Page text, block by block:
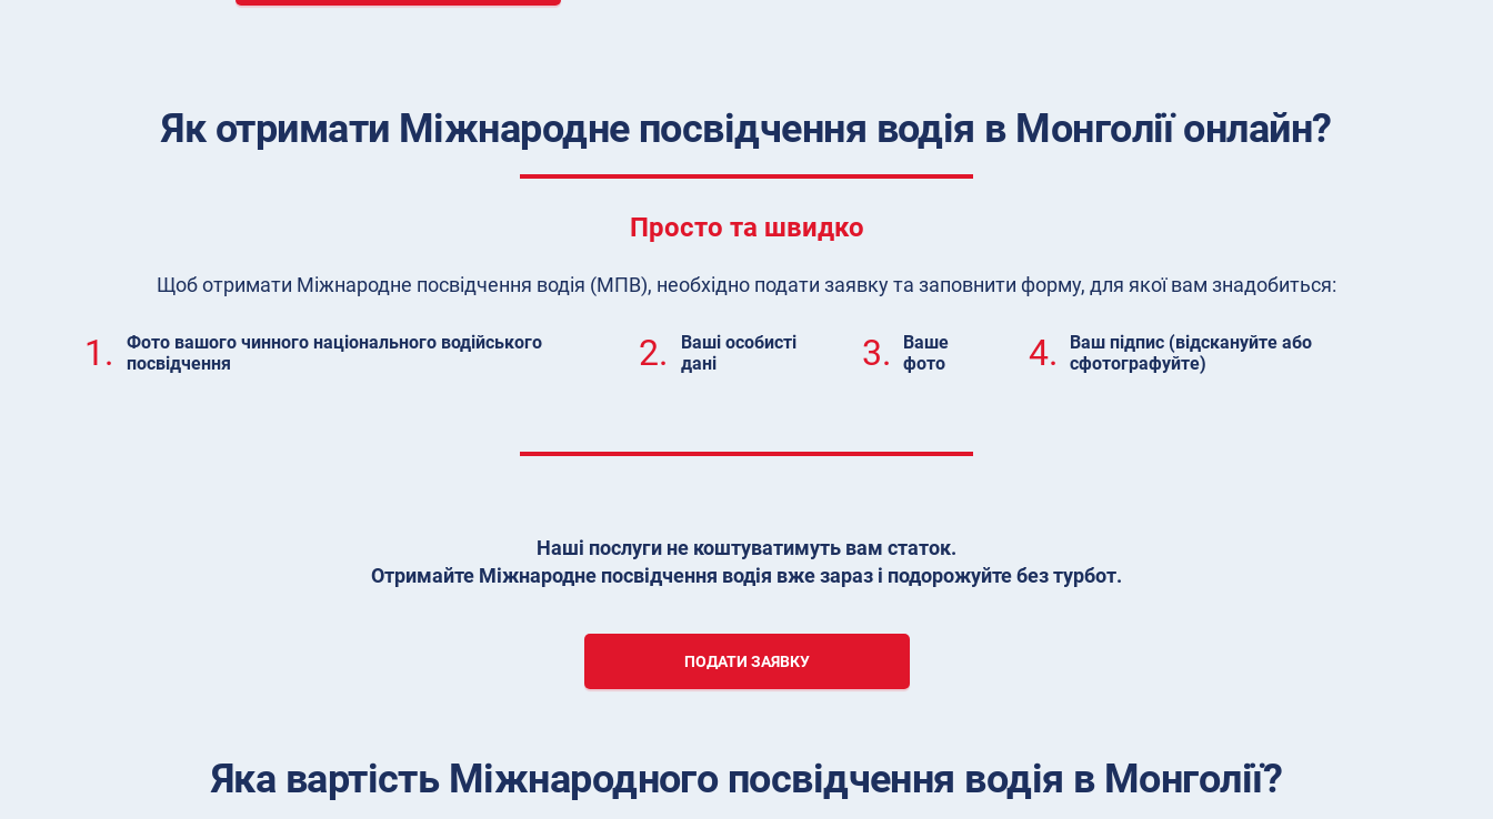
Як отримати Міжнародне посвідчення водія в Монголії онлайн?
Просто та швидко
Щоб отримати Міжнародне посвідчення водія (МПВ), необхідно подати заявку та заповнити форму, для якої вам знадобиться:
1.
Фото вашого чинного національного водійського
посвідчення
2.
Ваші особисті
дані
3.
Ваше
фото
4.
Ваш підпис (відскануйте або
сфотографуйте)
Наші послуги не коштуватимуть вам статок.
Отримайте Міжнародне посвідчення водія вже зараз і подорожуйте без турбот.
ПОДАТИ ЗАЯВКУ
Яка вартість Міжнародного посвідчення водія в Монголії?